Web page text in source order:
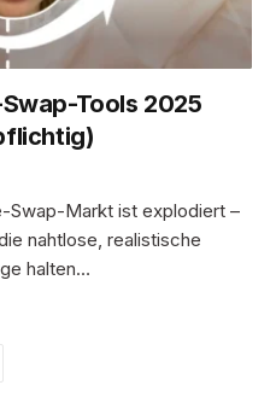
Tools 2025
Swap-Markt ist explodiert –
nahtlose, realistische
halten…